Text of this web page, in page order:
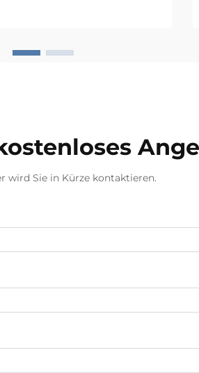
wird Sie in Kürze kontaktieren.